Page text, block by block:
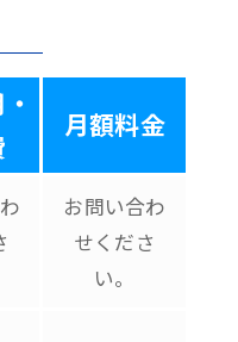
月額料金
お問い合わ
せくださ
い。